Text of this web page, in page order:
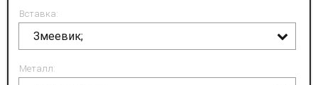
Вставка:
Змеевик;
Металл: